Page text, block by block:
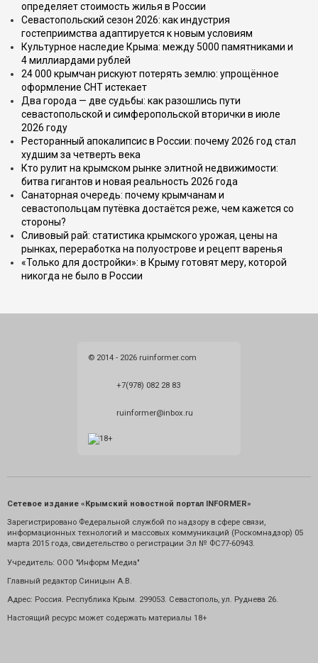
определяет стоимость жилья в России
Севастопольский сезон 2026: как индустрия
гостеприимства адаптируется к новым условиям
Культурное наследие Крыма: между 5000 памятниками и
4 миллиардами рублей
24 000 крымчан рискуют потерять землю: упрощённое
оформление СНТ истекает
Два города — две судьбы: как разошлись пути
севастопольской и симферопольской вторички в июле
2026 году
Ресторанный апокалипсис в России: почему 2026 год стал
худшим за четверть века
Кто рулит на крымском рынке элитной недвижимости:
битва гигантов и новая реальность 2026 года
Санаторная очередь: почему крымчанам и
севастопольцам путёвка достаётся реже, чем кажется со
стороны?
Сливовый рай: статистика крымского урожая, цены на
рынках, переработка на полуострове и рецепт варенья
«Только для достройки»: в Крыму готовят меру, которой
никогда не было в России
© 2014 - 2026 ruinformer.com
+7(978) 082 28 83
ruinformer@inbox.ru
Сетевое издание «Крымский новостной портал INFORMER»
Зарегистрировано Федеральной службой по надзору в сфере связи,
информационных технологий и массовых коммуникаций (Роскомнадзор) 05
марта 2015 года, свидетельство о регистрации Эл № ФС77-60943.
Учредитель: ООО "Информ Медиа"
Главный редактор Синицын А.В.
Адрес: Россия. Республика Крым. 299053. Севастополь, ул. Руднева 26.
Настоящий ресурс может содержать материалы 18+